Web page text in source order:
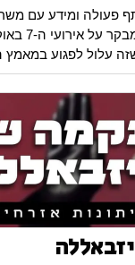
פעולה ומידע עם
בנוגע
עלול לפגוע